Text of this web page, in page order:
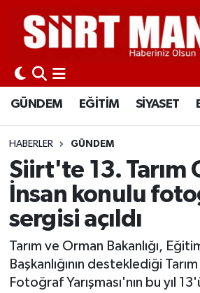
GÜNDEM EĞİTİM SİYASET
HABERLER GÜNDEM
Siirt'te 13. Tarım
İnsan konulu
sergisi açıldı
Tarım ve Orman Bakanlığı,
Başkanlığının desteklediği
Fotoğraf Yarışması'nın bu yıl
GÜNDEM
EĞİTİM
SİYASET
EKONOMİ
SPOR
İLÇELER
KÜLTÜR-SANAT
Siirt Nöbetçi Eczaneler
Siirt Hava Durumu
Siirt Namaz Vakitleri
Siirt Trafik Yoğunluk Haritası
Süper Lig Puan Durumu ve
Tüm Manşetler
Son Dakika Haberleri